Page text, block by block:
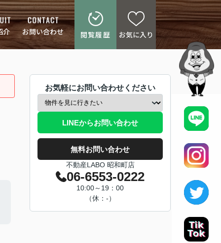
介 お問い合わせ 閲覧履歴 お気に入り
お気軽にお問い合わせください
LINEからお問い合わせ
無料お問い合わせ
不動産LABO 昭和町店
06-6553-0222
10:00～19：00
（休：-）